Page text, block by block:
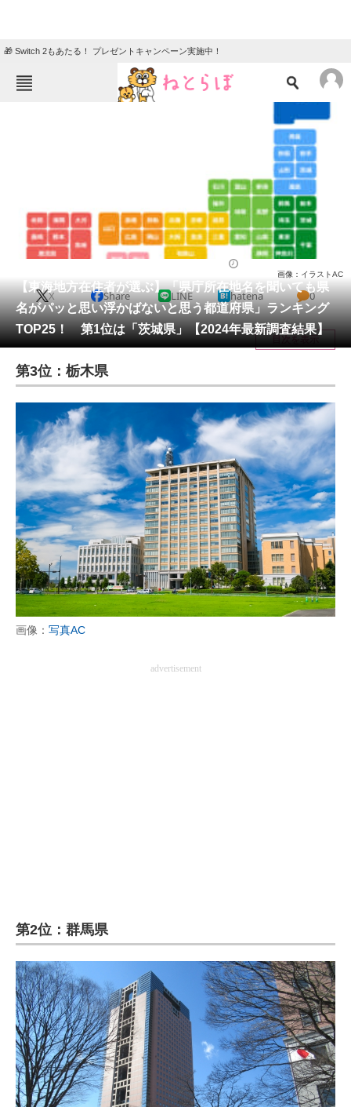
🎁 Switch 2もあたる！ プレゼントキャンペーン実施中！
住まい 教育・育児
リサーチ
会員記事
メディア
注目記事を集めた総合ページ
ITの今と未来を見通す
スマホと通信の最新トレンド
進化するPCとデバイスの未来
好きが集まる 比べて選べる
ビジネスと働き方のヒント
AI活用のいまが分かる
企業ITのトレンドを詳説
エネルギーの専門メディア
ちょっと気になるネットの話題
【東海地方在住者が選ぶ】「県庁所在地名を聞いても県
名がパッと思い浮かばないと思う都道府県」ランキング
TOP25！ 第1位は「茨城県」【2024年最新調査結果】
画像：イラストAC
X Share LINE hatena 0
目次を表示
第3位：栃木県
画像： 写真AC
advertisement
第2位：群馬県